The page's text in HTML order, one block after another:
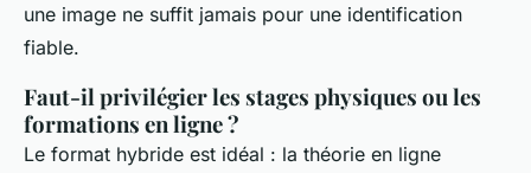
une image ne suffit jamais pour une identification
fiable.
Faut-il privilégier les stages physiques ou les
formations en ligne ?
Le format hybride est idéal : la théorie en ligne